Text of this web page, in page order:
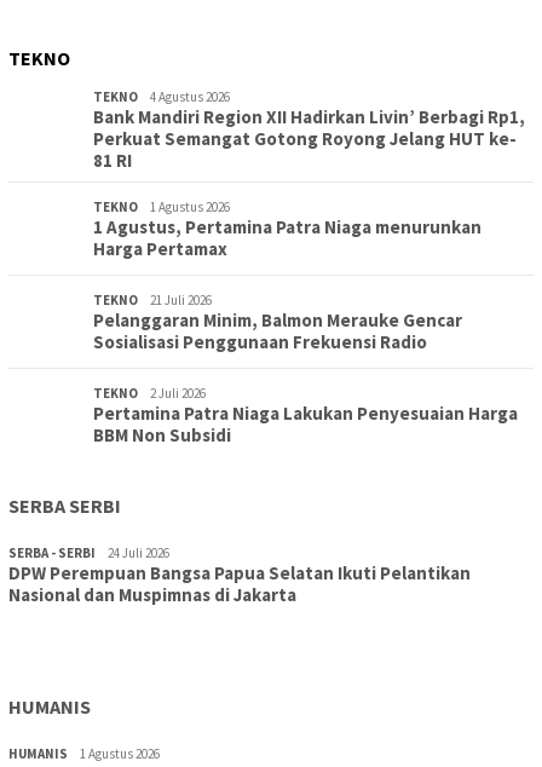
TEKNO
TEKNO 4 Agustus 2026
Bank Mandiri Region XII Hadirkan Livin’ Berbagi Rp1,
Perkuat Semangat Gotong Royong Jelang HUT ke-
81 RI
TEKNO 1 Agustus 2026
1 Agustus, Pertamina Patra Niaga menurunkan
Harga Pertamax
TEKNO 21 Juli 2026
Pelanggaran Minim, Balmon Merauke Gencar
Sosialisasi Penggunaan Frekuensi Radio
TEKNO 2 Juli 2026
Pertamina Patra Niaga Lakukan Penyesuaian Harga
BBM Non Subsidi
SERBA SERBI
SERBA - SERBI 24 Juli 2026
DPW Perempuan Bangsa Papua Selatan Ikuti Pelantikan
Nasional dan Muspimnas di Jakarta
TOPIK 30 Juli 2026
Wujudkan Sekolah Adiwiyata:SD Inpres Polder Merauke
HUMANIS
HUMANIS 1 Agustus 2026